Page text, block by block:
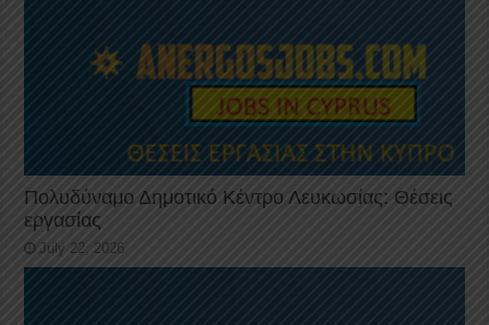
Πολυδύναμο Δημοτικό Κέντρο Λευκωσίας: Θέσεις
εργασίας
July 22, 2026